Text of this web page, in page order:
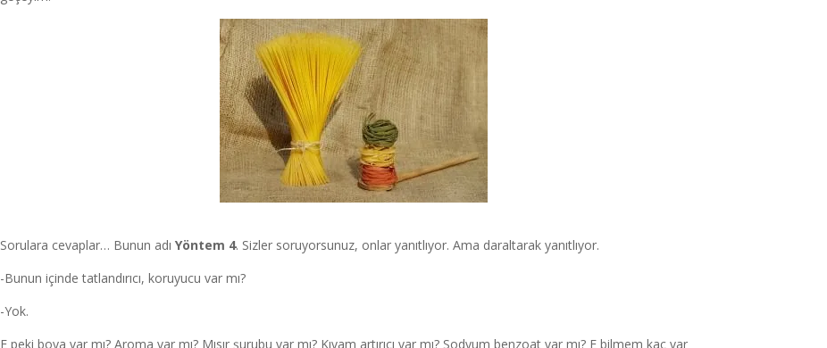
Sorulara cevaplar… Bunun adı Yöntem 4. Sizler soruyorsunuz, onlar yanıtlıyor. Ama daraltarak yanıtlıyor.
-Bunun içinde tatlandırıcı, koruyucu var mı?
-Yok.
E peki boya var mı? Aroma var mı? Mısır şurubu var mı? Kıvam artırıcı var mı? Sodyum benzoat var mı? E bilmem kaç var